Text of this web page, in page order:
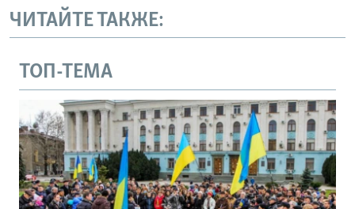
ЧИТАЙТЕ ТАКЖЕ:
ТОП-ТЕМА